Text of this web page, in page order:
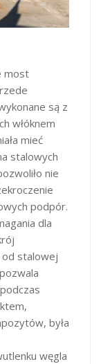
most
są z
włóknem
mieć
stalowych
nie
podpór.
dla
stalowej
była
węgla